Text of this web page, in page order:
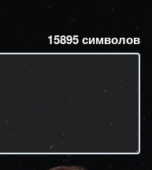
15895символов